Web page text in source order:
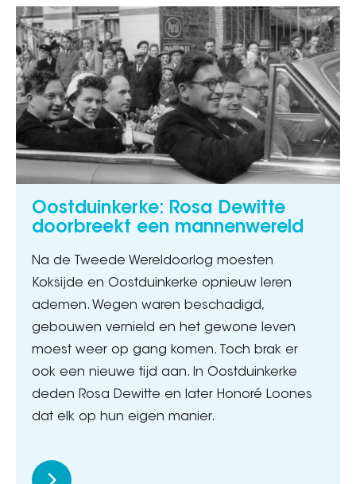
Oostduinkerke: Rosa Dewitte
doorbreekt een mannenwereld
Na de Tweede Wereldoorlog moesten
Koksijde en Oostduinkerke opnieuw leren
ademen. Wegen waren beschadigd,
gebouwen vernield en het gewone leven
moest weer op gang komen. Toch brak er
ook een nieuwe tijd aan. In Oostduinkerke
deden Rosa Dewitte en later Honoré Loones
dat elk op hun eigen manier.